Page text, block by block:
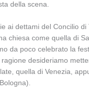
della scena.
ai dettami del Concilio di
chiesa come quella di
da poco celebrato la
desideriamo
quella di Venezia,